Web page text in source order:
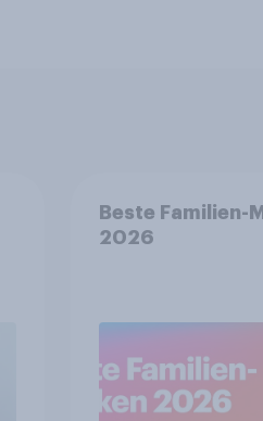
Beste Familien-
2026